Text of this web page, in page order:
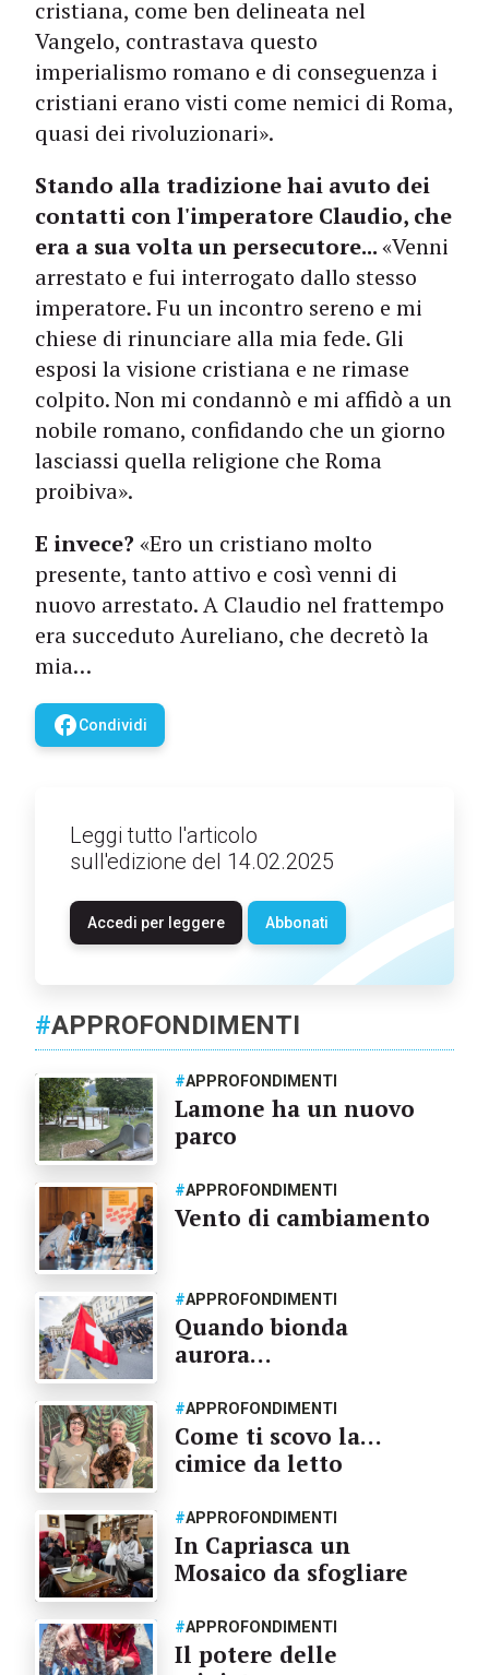
cristiana, come ben delineata nel
Vangelo, contrastava questo
imperialismo romano e di conseguenza i
cristiani erano visti come nemici di Roma,
quasi dei rivoluzionari».
Stando alla tradizione hai avuto dei
contatti con l'imperatore Claudio, che
era a sua volta un persecutore...«Venni
arrestato e fui interrogato dallo stesso
imperatore. Fu un incontro sereno e mi
chiese di rinunciare alla mia fede. Gli
esposi la visione cristiana e ne rimase
colpito. Non mi condannò e mi affidò a un
nobile romano, confidando che un giorno
lasciassi quella religione che Roma
proibiva».
E invece? «Ero un cristiano molto
presente, tanto attivo e così venni di
nuovo arrestato. A Claudio nel frattempo
era succeduto Aureliano, che decretò la
mia…
facebookCondividi
Leggi tutto l'articolo
sull'edizione del 14.02.2025
Accedi per leggere Abbonati
#APPROFONDIMENTI
#APPROFONDIMENTI
Lamone ha un nuovo
parco
#APPROFONDIMENTI
Vento di cambiamento
#APPROFONDIMENTI
Quando bionda
aurora…
#APPROFONDIMENTI
Come ti scovo la…
cimice da letto
#APPROFONDIMENTI
In Capriasca un
Mosaico da sfogliare
#APPROFONDIMENTI
Il potere delle